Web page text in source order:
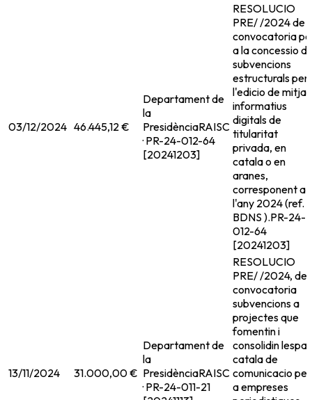
03/12/2024 46.445,12 €
Departament de
la
PresidènciaRAISC
· PR-24-012-64
[20241203]
RESOLUCIO
PRE/ /2024 de
convocatoria
a la concessio
subvencions
estructurals per
l'edicio de
informatius
digitals de
titularitat
privada, en
catala o en
aranes,
corresponent a
l'any 2024 (ref.
BDNS ).PR-24-
012-64
[20241203]
13/11/2024 31.000,00 €
Departament de
la
PresidènciaRAISC
· PR-24-011-21
RESOLUCIO
PRE/ /2024, de
convocatoria
subvencions a
projectes que
fomentin i
consolidin lespai
catala de
comunicacio per
a empreses